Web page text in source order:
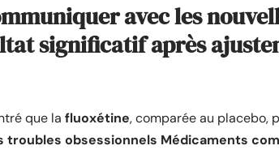
avec les
significatif après
que la fluoxétine, comparée au placebo,
troubles obsessionnels Médicaments